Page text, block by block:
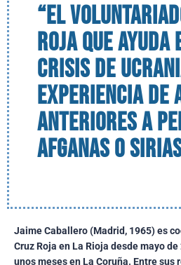
“El
Roja que ayuda
crisis de
experiencia de
anteriores a
afganas o
Jaime Caballero (Madrid, 1965) es
Cruz Roja en La Rioja desde mayo
unos meses en La Coruña. Entre sus